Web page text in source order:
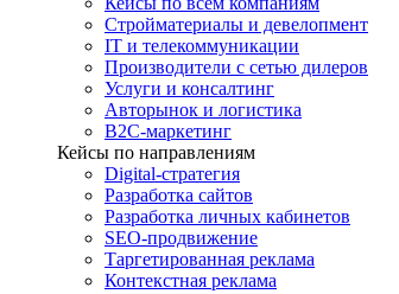
Стройматериалы и девелопмент
IT и телекоммуникации
Производители с сетью дилеров
Услуги и консалтинг
Авторынок и логистика
B2С-маркетинг
Кейсы по направлениям
Digital-стратегия
Разработка сайтов
Разработка личных кабинетов
SEO-продвижение
Таргетированная реклама
Контекстная реклама